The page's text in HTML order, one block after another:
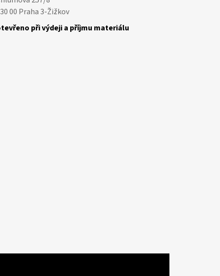
00 Praha 3-Žižkov
při výdeji a příjmu materiálu